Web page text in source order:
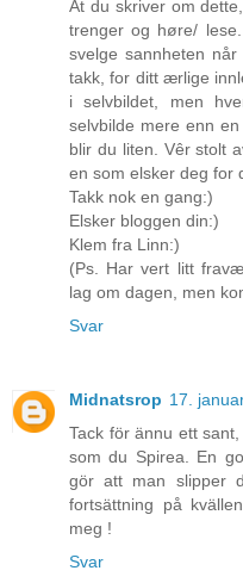
At du skriver om
trenger og høre/
svelge sannheten
takk, for ditt ærlige
i selvbildet, men
selvbilde mere enn
blir du liten. Vêr stolt
en som elsker deg for
Takk nok en gang:)
Elsker bloggen din:)
Klem fra Linn:)
(Ps. Har vert litt
lag om dagen, men
Svar
Midnatsrop 17.
Tack för ännu ett
som du Spirea. En
gör att man slipper
fortsättning på
meg !
Svar